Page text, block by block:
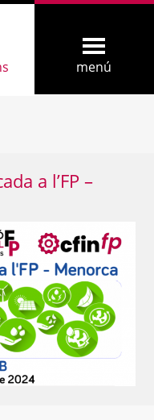
menú
a l’FP –